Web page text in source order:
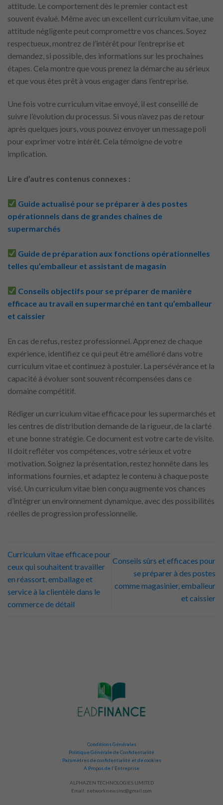
attitude. Le comportement dès le premier contact est
souvent évalué. Même avec un excellent curriculum vitae, une
attitude négligente peut compromettre vos chances. Soyez
respectueux, montrez de l’intérêt pour l’entreprise et
demandez, si possible, des informations sur les prochaines
étapes. Cela montre que vous prenez la démarche au sérieux
et que vous êtes prêt à vous engager dans l’entreprise.
Une fois votre curriculum vitae envoyé, il est conseillé de
suivre l’évolution du processus. Si vous n’avez pas de retour
après quelques jours, vous pouvez envoyer un message poli
pour exprimer votre intérêt. Cela témoigne de votre
implication.
Lire d’autres contenus connexes :
Guide actualisé pour se préparer à des postes
opérationnels dans de grandes chaînes de
supermarchés
Guide de préparation aux fonctions opérationnelles
telles qu’emballeur et assistant de magasin
Conseils objectifs pour se préparer de manière
efficace au travail en supermarché en tant qu’emballeur
et caissier
En cas de refus, restez professionnel. Apprenez de chaque
expérience, identifiez ce qui peut être amélioré dans votre
curriculum vitae et continuez à postuler. La persévérance et la
capacité à évoluer sont souvent récompensées dans ce
domaine compétitif.
Rédiger un curriculum vitae efficace pour les supermarchés et
les centres de distribution demande de la rigueur, de la clarté
et une bonne stratégie. Ce document est votre carte de visite.
Il doit refléter vos compétences, votre sérieux et votre
motivation. Soignez la présentation, restez honnête dans les
informations fournies, et adaptez le contenu à chaque poste
visé. Un curriculum vitae bien conçu augmente vos chances
d’intégrer un environnement dynamique, avec des possibilités
réelles de progression professionnelle.
Curriculum vitae efficace pour
ceux qui souhaitent travailler
en réassort, emballage et
service à la clientèle dans le
commerce de détail
Conseils sûrs et efficaces pour
se préparer à des postes
comme magasinier, emballeur
et caissier
Conditions Générales
Politique Générale de Confidentialité
Paramètres de confidentialité et de cookies
À Propos de l'Entreprise
ALPHAZEN TECHNOLOGIES LIMITED
Email: networknewsinc@gmail.com